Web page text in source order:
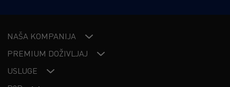
NAŠA KOMPANIJA
PREMIUM DOŽIVLJAJ
USLUGE